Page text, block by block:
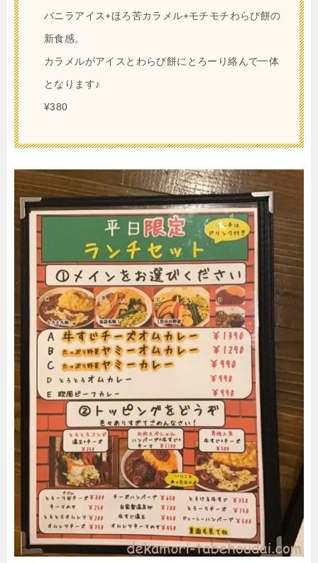
バニラアイス+ほろ苦カラメル+モチモチわらび餅の
新食感。
カラメルがアイスとわらび餅にとろーり絡んで一体
となります♪
¥380